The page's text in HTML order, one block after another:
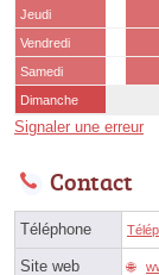
Jeudi
Vendredi
Samedi
Dimanche
Signaler une erreur
Contact
Téléphone
Site web